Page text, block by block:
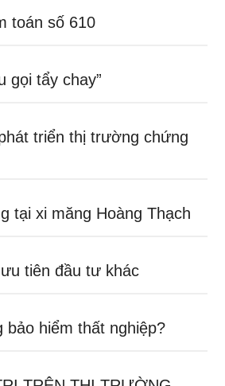
toán số 610
gọi tẩy chay”
triển thị trường chứng
tại xi măng Hoàng Thạch
tiên đầu tư khác
hiểm thất nghiệp?